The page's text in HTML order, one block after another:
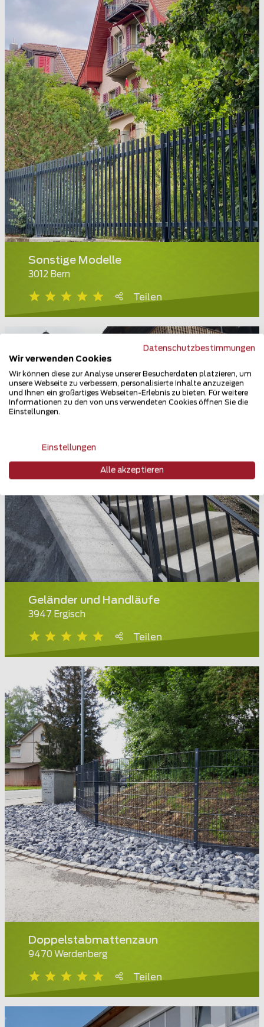
Sonstige Modelle
3012 Bern
Teilen
Geländer und Handläufe
3947 Ergisch
Teilen
Doppelstabmattenzaun
9470 Werdenberg
Teilen
Datenschutzbestimmungen
Wir verwenden Cookies
Wir können diese zur Analyse unserer Besucherdaten platzieren, um
unsere Webseite zu verbessern, personalisierte Inhalte anzuzeigen
und Ihnen ein großartiges Webseiten-Erlebnis zu bieten. Für weitere
Informationen zu den von uns verwendeten Cookies öffnen Sie die
Einstellungen.
Einstellungen
Alle akzeptieren